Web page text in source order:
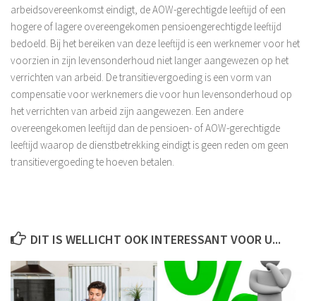
arbeidsovereenkomst eindigt, de AOW-gerechtigde leeftijd of een
hogere of lagere overeengekomen pensioengerechtigde leeftijd
bedoeld. Bij het bereiken van deze leeftijd is een werknemer voor het
voorzien in zijn levensonderhoud niet langer aangewezen op het
verrichten van arbeid. De transitievergoeding is een vorm van
compensatie voor werknemers die voor hun levensonderhoud op
het verrichten van arbeid zijn aangewezen. Een andere
overeengekomen leeftijd dan de pensioen- of AOW-gerechtigde
leeftijd waarop de dienstbetrekking eindigt is geen reden om geen
transitievergoeding te hoeven betalen.
DIT IS WELLICHT OOK INTERESSANT VOOR U...